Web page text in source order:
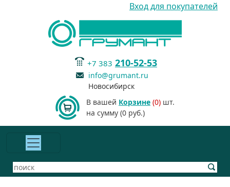
Вход для покупателей
+7 383 210-52-53
info@grumant.ru
Новосибирск
В вашей Корзине (0) шт.
на сумму (0 руб.)